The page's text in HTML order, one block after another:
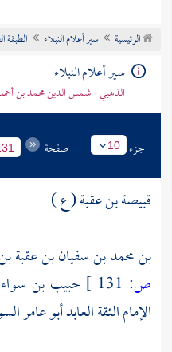
موضوعي
تراجم الأعلام
الرئيسية سير أعلام النبلاء الطبقة
سير أعلام النبلاء
الذهبي - شمس الدين محمد بن
جزء 10 صفحة
قبيصة بن عقبة ( ع )
بن محمد بن سفيان بن عقبة
ص:
حبيب بن
الإمام الثقة العابد أبو عامر